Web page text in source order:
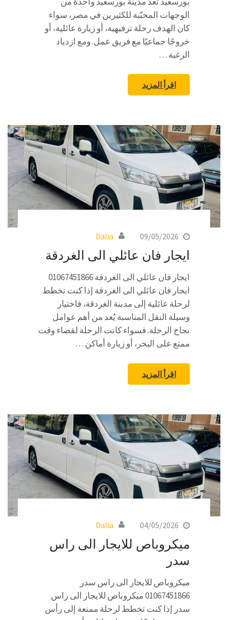
الوجهات المحبّبة للكثيرين في مصر، سواء
كان الهدف رحلة ترفيهية، أو زيارة عائلية، أو
خروجًا جماعيًا مع فريق عمل. ومع ازدياد
الرغبة …
اقرأ المزيد
09/05/2026
Dalia
ايجار فان عائلي الى الغردقة
ايجار فان عائلي الى الغردقة 01067451866
ايجار فان عائلي الى الغردقة إذا كنت تخطط
لرحلة عائلية إلى مدينة الغردقة، فاختيار
وسيلة النقل المناسبة يُعد من أهم عوامل
نجاح الرحلة. فسواء كانت الرحلة لقضاء وقت
ممتع على البحر، أو زيارة أماكن …
اقرأ المزيد
04/05/2026
Dalia
ميكروباص للايجار الى راس
سدر
ميكروباص للايجار الى راس سدر
01067451866 ميكروباص للايجار الى راس
سدر إذا كنت تخطط لرحلة ممتعة إلى رأس